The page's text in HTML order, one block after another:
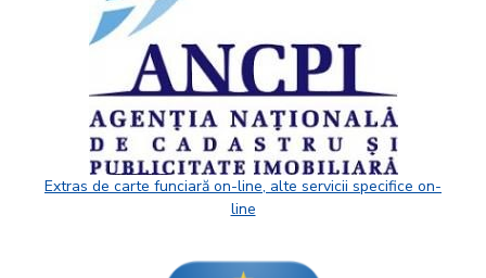
Extras de carte funciară on-line, alte servicii specifice on-
line